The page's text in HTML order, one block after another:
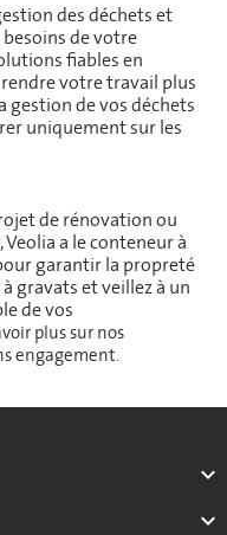
des déchets et
de votre
fiables en
votre travail plus
gestion de vos déchets
uniquement sur les
de rénovation ou
a le conteneur à
garantir la propreté
gravats et veillez à un
de vos
plus sur nos
engagement.

